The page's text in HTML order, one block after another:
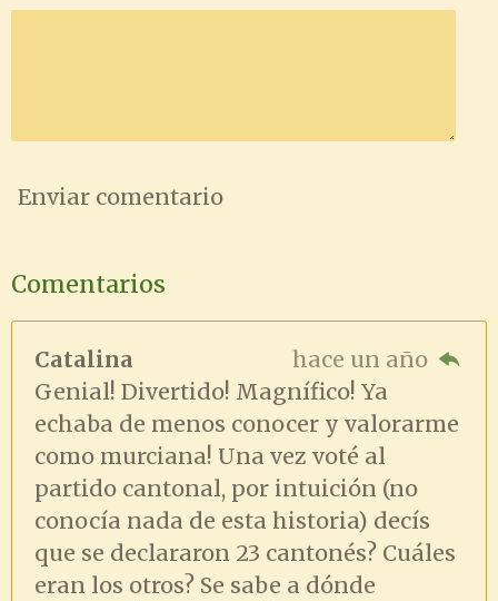
Enviar comentario
Comentarios
Catalina
hace un año
Genial! Divertido! Magnífico! Ya
echaba de menos conocer y valorarme
como murciana! Una vez voté al
partido cantonal, por intuición (no
conocía nada de esta historia) decís
que se declararon 23 cantonés? Cuáles
eran los otros? Se sabe a dónde